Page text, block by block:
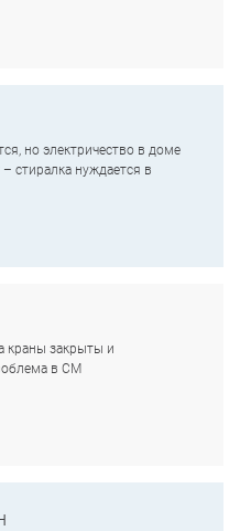
но электричество в доме
стиралка нуждается в
краны закрыты и
в СМ